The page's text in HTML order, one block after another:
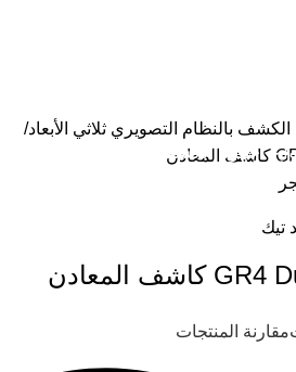
أجهزة الكشف عن الذهب والمعادن
مقارنة المنتجات
الكشف بالنظام التصويري ثلاثي الأبعاد